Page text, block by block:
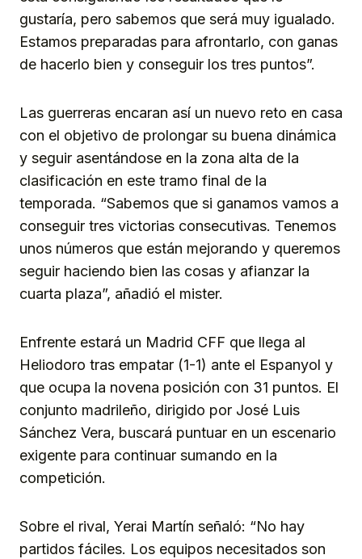
gustaría, pero sabemos que será muy igualado.
Estamos preparadas para afrontarlo, con ganas
de hacerlo bien y conseguir los tres puntos”.
Las guerreras encaran así un nuevo reto en casa
con el objetivo de prolongar su buena dinámica
y seguir asentándose en la zona alta de la
clasificación en este tramo final de la
temporada. “Sabemos que si ganamos vamos a
conseguir tres victorias consecutivas. Tenemos
unos números que están mejorando y queremos
seguir haciendo bien las cosas y afianzar la
cuarta plaza”, añadió el mister.
Enfrente estará un Madrid CFF que llega al
Heliodoro tras empatar (1-1) ante el Espanyol y
que ocupa la novena posición con 31 puntos. El
conjunto madrileño, dirigido por José Luis
Sánchez Vera, buscará puntuar en un escenario
exigente para continuar sumando en la
competición.
Sobre el rival, Yerai Martín señaló: “No hay
partidos fáciles. Los equipos necesitados son